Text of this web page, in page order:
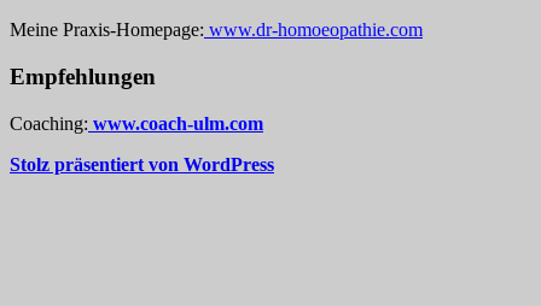
Meine Praxis-Homepage: www.dr-homoeopathie.com
Empfehlungen
Coaching: www.coach-ulm.com
Stolz präsentiert von WordPress